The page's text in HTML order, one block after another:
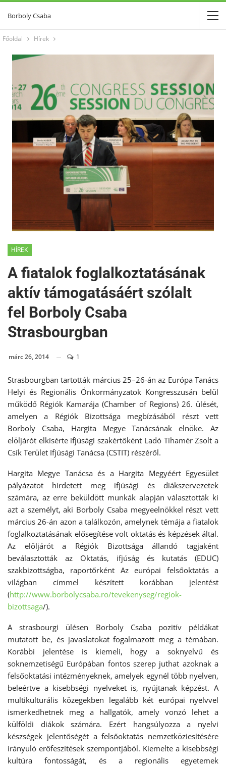
Borboly Csaba
Főoldal Hírek
HÍREK
A fiatalok foglalkoztatásának
aktív támogatásáért szólalt
fel Borboly Csaba
Strasbourgban
márc 26, 2014 1
Strasbourgban tartották március 25–26-án az Európa Tanács
Helyi és Regionális Önkormányzatok Kongresszusán belül
működő Régiók Kamarája (Chamber of Regions) 26. ülését,
amelyen a Régiók Bizottsága megbízásából részt vett
Borboly Csaba, Hargita Megye Tanácsának elnöke. Az
elöljárót elkísérte ifjúsági szakértőként Ladó Tihamér Zsolt a
Csík Terület Ifjúsági Tanácsa (CSTIT) részéről.
Hargita Megye Tanácsa és a Hargita Megyéért Egyesület
pályázatot hirdetett meg ifjúsági és diákszervezetek
számára, az erre beküldött munkák alapján választották ki
azt a személyt, aki Borboly Csaba megyeelnökkel részt vett
március 26-án azon a találkozón, amelynek témája a fiatalok
foglalkoztatásának elősegítése volt oktatás és képzések által.
Az elöljárót a Régiók Bizottsága állandó tagjaként
beválasztották az Oktatás, ifjúság és kutatás (EDUC)
szakbizottságba, raportőrként Az európai felsőoktatás a
világban címmel készített korábban jelentést
(http://www.borbolycsaba.ro/tevekenyseg/regiok-
bizottsaga/).
A strasbourgi ülésen Borboly Csaba pozitív példákat
mutatott be, és javaslatokat fogalmazott meg a témában.
Korábbi jelentése is kiemeli, hogy a soknyelvű és
soknemzetiségű Európában fontos szerep juthat azoknak a
felsőoktatási intézményeknek, amelyek egynél több nyelven,
beleértve a kisebbségi nyelveket is, nyújtanak képzést. A
multikulturális közegekben legalább két európai nyelvvel
ismerkedhetnek meg a hallgatók, amely vonzó lehet a
külföldi diákok számára. Ezért hangsúlyozza a nyelvi
készségek jelentőségét a felsőoktatás nemzetköziesítésére
irányuló erőfeszítések szempontjából. Kiemelte a kisebbségi
kultúra fontosságát, és a regionális egyetemek